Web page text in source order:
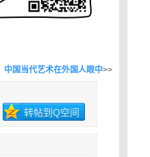
中国当代艺术在外国人眼中>>
转帖到Q空间